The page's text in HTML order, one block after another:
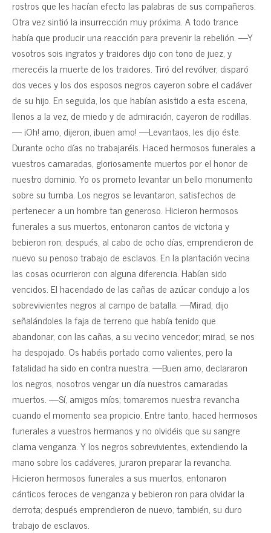
rostros que les hacían efecto las palabras de sus compañeros.
Otra vez sintió la insurrección muy próxima. A todo trance
había que producir una reacción para prevenir la rebelión. —Y
vosotros sois ingratos y traidores dijo con tono de juez, y
merecéis la muerte de los traidores. Tiró del revólver, disparó
dos veces y los dos esposos negros cayeron sobre el cadáver
de su hijo. En seguida, los que habían asistido a esta escena,
llenos a la vez, de miedo y de admiración, cayeron de rodillas.
— ¡Oh! amo, dijeron, ¡buen amo! —Levantaos, les dijo éste.
Durante ocho días no trabajaréis. Haced hermosos funerales a
vuestros camaradas, gloriosamente muertos por el honor de
nuestro dominio. Yo os prometo levantar un bello monumento
sobre su tumba. Los negros se levantaron, satisfechos de
pertenecer a un hombre tan generoso. Hicieron hermosos
funerales a sus muertos, entonaron cantos de victoria y
bebieron ron; después, al cabo de ocho días, emprendieron de
nuevo su penoso trabajo de esclavos. En la plantación vecina
las cosas ocurrieron con alguna diferencia. Habían sido
vencidos. El hacendado de las cañas de azúcar condujo a los
sobrevivientes negros al campo de batalla. —Mirad, dijo
señalándoles la faja de terreno que había tenido que
abandonar, con las cañas, a su vecino vencedor; mirad, se nos
ha despojado. Os habéis portado como valientes, pero la
fatalidad ha sido en contra nuestra. —Buen amo, declararon
los negros, nosotros vengar un día nuestros camaradas
muertos. —Sí, amigos míos; tomaremos nuestra revancha
cuando el momento sea propicio. Entre tanto, haced hermosos
funerales a vuestros hermanos y no olvidéis que su sangre
clama venganza. Y los negros sobrevivientes, extendiendo la
mano sobre los cadáveres, juraron preparar la revancha.
Hicieron hermosos funerales a sus muertos, entonaron
cánticos feroces de venganza y bebieron ron para olvidar la
derrota; después emprendieron de nuevo, también, su duro
trabajo de esclavos.